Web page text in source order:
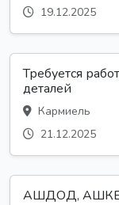
19.12.2025
Требуется
деталей
Кармиель
21.12.2025
АШДОД,